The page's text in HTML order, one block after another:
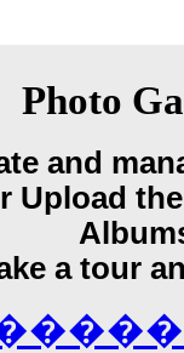
��
���
�����...
������;
Photo
and
Upload
a tour